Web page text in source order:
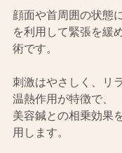
顔面や首周囲の状態
を利用して緊張を緩
術です。
刺激はやさしく、リ
温熱作用が特徴で、
美容鍼との相乗効果
用します。